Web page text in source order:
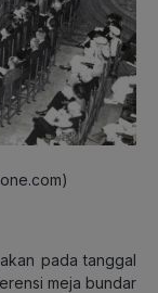
pada tanggal
meja bundar